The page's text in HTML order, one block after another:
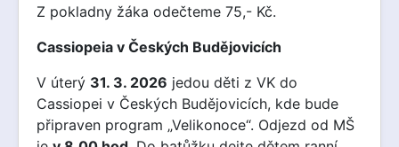
Z pokladny žáka odečteme 75,- Kč.
Cassiopeia v Českých Budějovicích
V úterý 31. 3. 2026 jedou děti z VK do
Cassiopei v Českých Budějovicích, kde bude
připraven program „Velikonoce“. Odjezd od MŠ